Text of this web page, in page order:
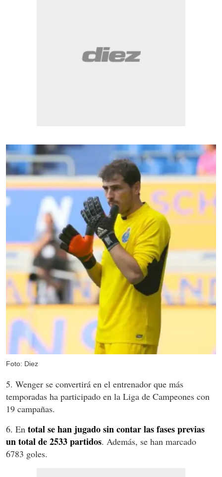
Foto: Diez
5. Wenger se convertirá en el entrenador que más
temporadas ha participado en la Liga de Campeones con
19 campañas.
6. En total se han jugado sin contar las fases previas
un total de 2533 partidos. Además, se han marcado
6783 goles.